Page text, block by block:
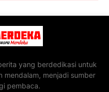
yang berdedikasi untuk
mendalam, menjadi sumber
pembaca.